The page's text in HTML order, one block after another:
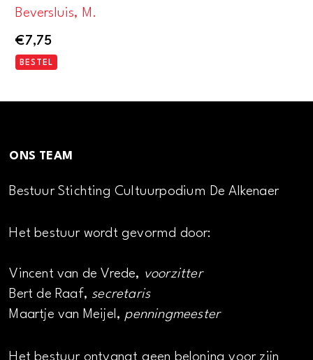
Beversluis, M.
€7,75
BESTEL
ONS TEAM
Bestuur Stichting Cultuurpodium De Alkenaer
Het bestuur wordt gevormd door:
Vincent van de Vrede, voorzitter
Bert de Raaf, secretaris
Maartje van Meijel, penningmeester
Het bestuur ontvangt geen beloning voor zijn